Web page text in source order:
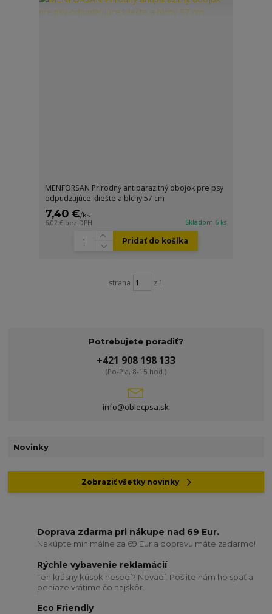
MENFORSAN Prírodný antiparazitný obojok pre psy
odpudzujúce kliešte a blchy 57 cm
7,40 €/ks
6,02 € bez DPH Skladom 6 ks
Pridať do košíka
strana z 1
Potrebujete poradiť?
+421 908 198 133
(Po-Pia, 8-15 hod.)
info@oblecpsa.sk
Novinky
Zobraziť všetky novinky
Doprava zdarma pri nákupe nad 69 Eur.
Nakúpte minimálne za 69 Eur a dopravu máte zadarmo!
Rýchle vybavenie reklamácií
Ten krásny kúsok nesedí? Nevadí. Pošlite nám ho späť a
peniaze vrátime čo najskôr.
Eco Friendly